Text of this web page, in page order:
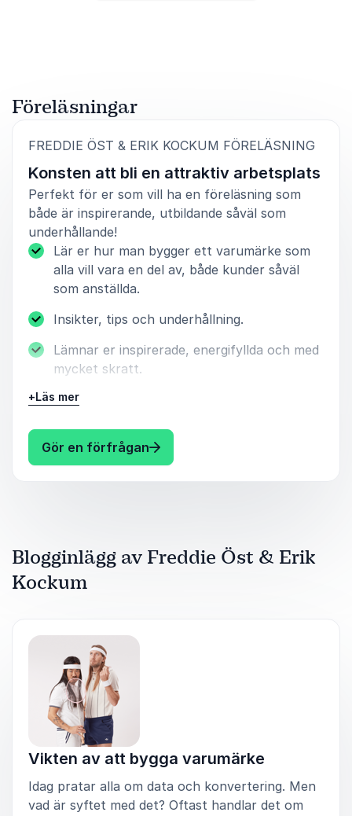
Föreläsningar
FREDDIE ÖST & ERIK KOCKUM FÖRELÄSNING
Konsten att bli en attraktiv arbetsplats
Perfekt för er som vill ha en föreläsning som
både är inspirerande, utbildande såväl som
underhållande!
Lär er hur man bygger ett varumärke som
alla vill vara en del av, både kunder såväl
som anställda.
Insikter, tips och underhållning.
Lämnar er inspirerade, energifyllda och med
mycket skratt.
kunder såväl som sitt eget varumärke har
bör göra för att bygga ett attraktivt varumärke
och arbetsplats. Boka nu för att skapa en mer
attraktiv arbetsplats!
+Läs mer
Gör en förfrågan: Freddie Öst & Erik Kockum
Blogginlägg av Freddie Öst & Erik
Kockum
Vikten av att bygga varumärke
Idag pratar alla om data och konvertering. Men
vad är syftet med det? Oftast handlar det om